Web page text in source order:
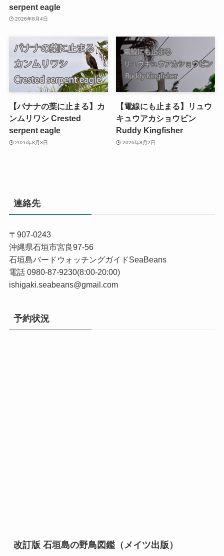
serpent eagle
2026年8月4日
【バナナの葉に止まる】カ
ンムリワシ Crested
serpent eagle
2026年8月3日
【電線にも止まる】リュウ
キュウアカショウビン
Ruddy Kingfisher
2026年8月2日
連絡先
〒907-0243
沖縄県石垣市宮良97-56
石垣島バードウォッチングガイドSeaBeans
電話 0980-87-9230(8:00-20:00)
ishigaki.seabeans@gmail.com
予約状況
改訂版 石垣島の野鳥図鑑（メイツ出版）